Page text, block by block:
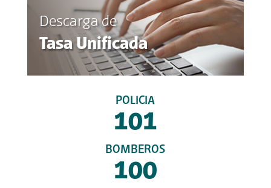
Descarga de
Tasa Unificada
POLICIA
101
BOMBEROS
100